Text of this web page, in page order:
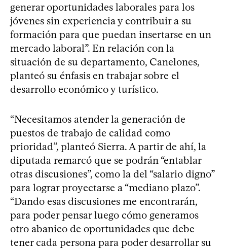
generar oportunidades laborales para los
jóvenes sin experiencia y contribuir a su
formación para que puedan insertarse en un
mercado laboral”. En relación con la
situación de su departamento, Canelones,
planteó su énfasis en trabajar sobre el
desarrollo económico y turístico.
“Necesitamos atender la generación de
puestos de trabajo de calidad como
prioridad”, planteó Sierra. A partir de ahí, la
diputada remarcó que se podrán “entablar
otras discusiones”, como la del “salario digno”
para lograr proyectarse a “mediano plazo”.
“Dando esas discusiones me encontrarán,
para poder pensar luego cómo generamos
otro abanico de oportunidades que debe
tener cada persona para poder desarrollar su